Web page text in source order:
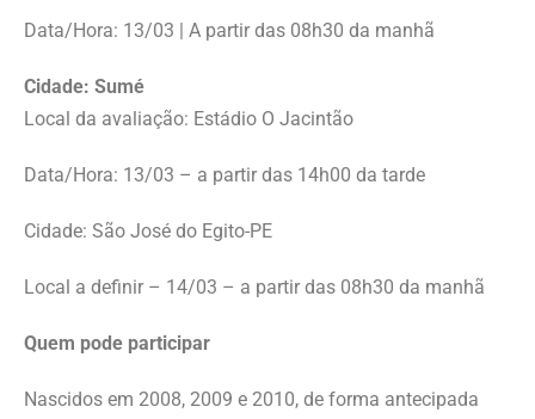
Data/Hora: 13/03 | A partir das 08h30 da manhã
Cidade: Sumé
Local da avaliação: Estádio O Jacintão
Data/Hora: 13/03 – a partir das 14h00 da tarde
Cidade: São José do Egito-PE
Local a definir – 14/03 – a partir das 08h30 da manhã
Quem pode participar
Nascidos em 2008, 2009 e 2010, de forma antecipada